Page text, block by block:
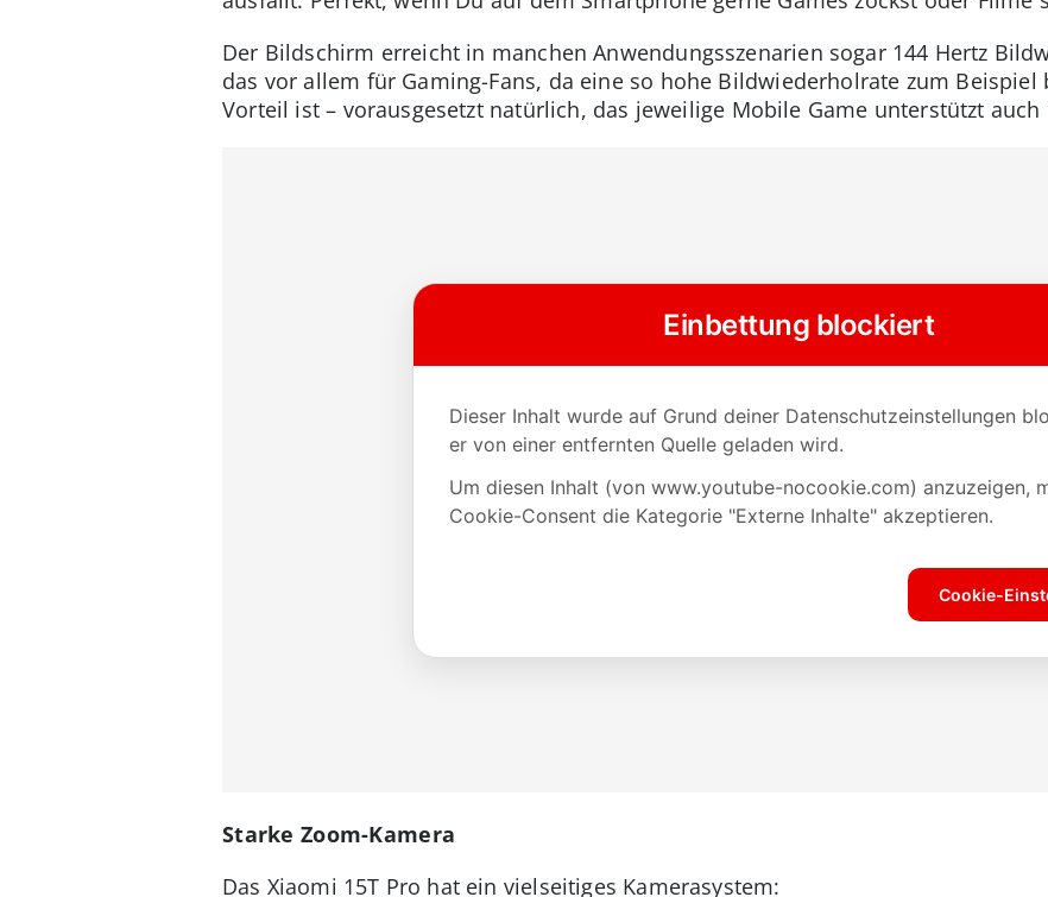
Der Bildschirm erreicht in manchen Anwendungsszenarien sogar 144 Hertz
das vor allem für Gaming-Fans, da eine so hohe Bildwiederholrate zum
Vorteil ist – vorausgesetzt natürlich, das jeweilige Mobile Game unterstützt auch
Starke Zoom-Kamera
Das Xiaomi 15T Pro hat ein vielseitiges Kamerasystem: